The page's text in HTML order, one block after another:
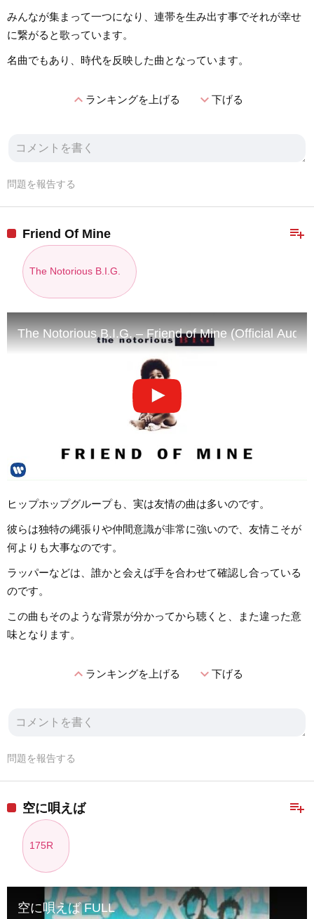
みんなが集まって一つになり、連帯を生み出す事でそれが幸せ
に繋がると歌っています。
名曲でもあり、時代を反映した曲となっています。
expand_lessランキングを上げる expand_more下げる
問題を報告する
playlist_add
Friend Of Mine
The Notorious B.I.G.
The Notorious B.I.G. – Friend of Mine (Official Audio)
ヒップホップグループも、実は友情の曲は多いのです。
彼らは独特の縄張りや仲間意識が非常に強いので、友情こそが
何よりも大事なのです。
ラッパーなどは、誰かと会えば手を合わせて確認し合っている
のです。
この曲もそのような背景が分かってから聴くと、また違った意
味となります。
expand_lessランキングを上げる expand_more下げる
問題を報告する
playlist_add
空に唄えば
175R
空に唄えば FULL